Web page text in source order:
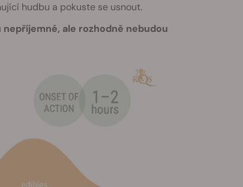
hudbu a pokuste se usnout.
ale rozhodně nebudou